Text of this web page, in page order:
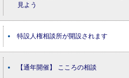
見よう
特設人権相談所が開設されます
【通年開催】 こころの相談